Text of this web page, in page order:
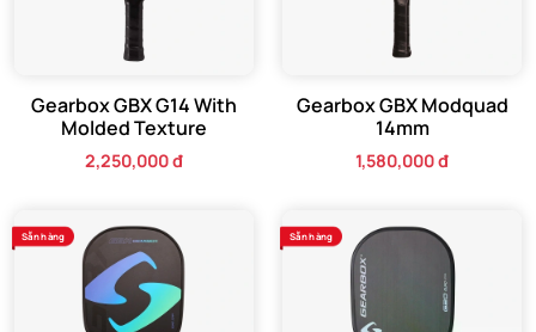
Gearbox GBX G14 With
Molded Texture
2,250,000 đ
Gearbox GBX Modquad
14mm
1,580,000 đ
Sẵn hàng Sẵn hàng